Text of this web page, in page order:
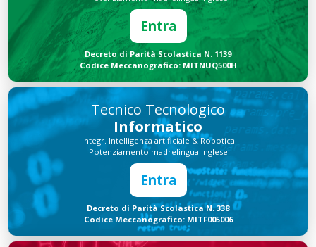
Entra
Decreto di Parità Scolastica N. 1139
Codice Meccanografico: MITNUQ500H
Tecnico Tecnologico
Informatico
Integr. Intelligenza artificiale & Robotica
Potenziamento madrelingua Inglese
Entra
Decreto di Parità Scolastica N. 338
Codice Meccanografico: MITF005006